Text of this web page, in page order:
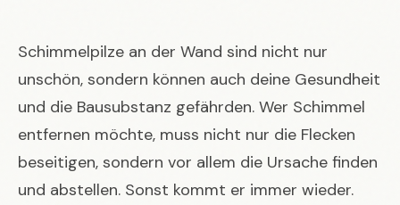
Schimmelpilze an der Wand sind nicht nur
unschön, sondern können auch deine Gesundheit
und die Bausubstanz gefährden. Wer Schimmel
entfernen möchte, muss nicht nur die Flecken
beseitigen, sondern vor allem die Ursache finden
und abstellen. Sonst kommt er immer wieder.